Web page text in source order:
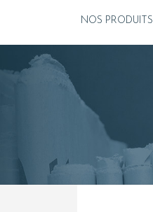
NOS PRODUITS